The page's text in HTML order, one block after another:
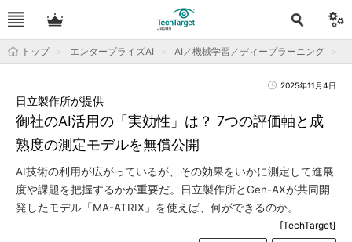
トップ エンタープライズAI AI／機械学習／ディープラーニング
2025年11月4日
御社のAI活用の「実効性」は？ 7つの評価軸と成
熟度の測定モデルを無償公開
日立製作所が提供
AI技術の利用が広がっているが、その効果をいかに測定して進展
度や課題を把握するかが重要だ。日立製作所とGen-AXが共同開
発したモデル「MA-ATRIX」を使えば、何ができるのか。
[TechTarget]